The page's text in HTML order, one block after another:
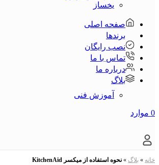
یخساز
صفحه اصلی
برندها
نصب رایگان
تماس با ما
درباره ما
بلاگ
آموزش فنی
0 موارد
خانه » بلاگ » نحوه استفاده از میکسر KitchenAid